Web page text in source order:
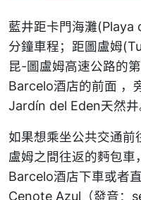
藍井距卡門海灘
分鐘車程；距圖盧姆
昆-圖盧姆高速公路的
Barcelo酒店的前面 ，
Jardín del Eden天然井
如果想乘坐公共交通前
盧姆之間往返的麪包車
Barcelo酒店下車或者
Cenote Azul（發音：